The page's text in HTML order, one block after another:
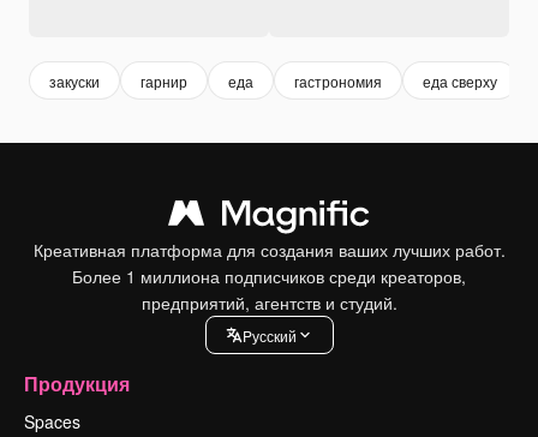
закуски гарнир еда гастрономия еда сверху
Креативная платформа для создания ваших лучших работ.
Более 1 миллиона подписчиков среди креаторов,
предприятий, агентств и студий.
Pусский
Продукция
Spaces